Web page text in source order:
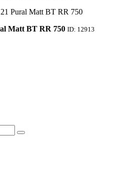
Matt BT RR 750 ID: 12913